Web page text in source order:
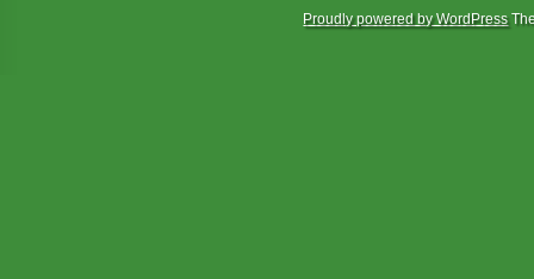
Proudly powered by WordPress